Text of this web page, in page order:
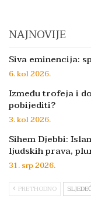
NAJNOVIJE
Siva eminencija:
6. kol 2026.
Između trofeja i
pobijediti?
3. kol 2026.
Sihem Djebbi:
ljudskih prava,
31. srp 2026.
PRETHODNO